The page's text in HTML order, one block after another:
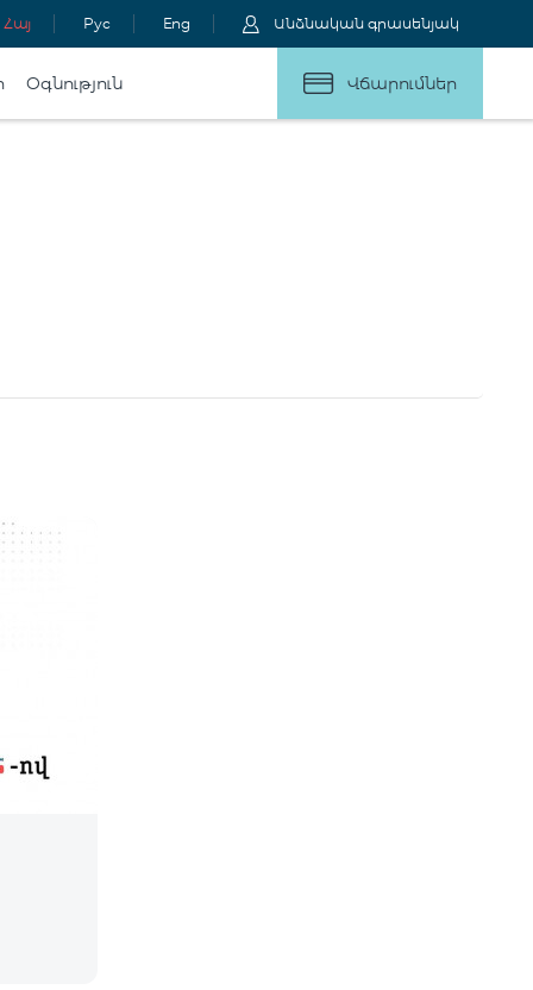
Հայ Рус Eng Անձնական գրասենյակ
Օգնություն Վճարումներ